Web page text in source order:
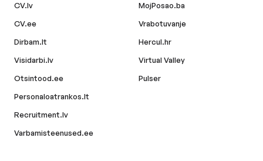
CV.lv
CV.ee
Dirbam.lt
Visidarbi.lv
Otsintood.ee
Personaloatrankos.lt
Recruitment.lv
Varbamisteenused.ee
MojPosao.ba
Vrabotuvanje
Hercul.hr
Virtual Valley
Pulser